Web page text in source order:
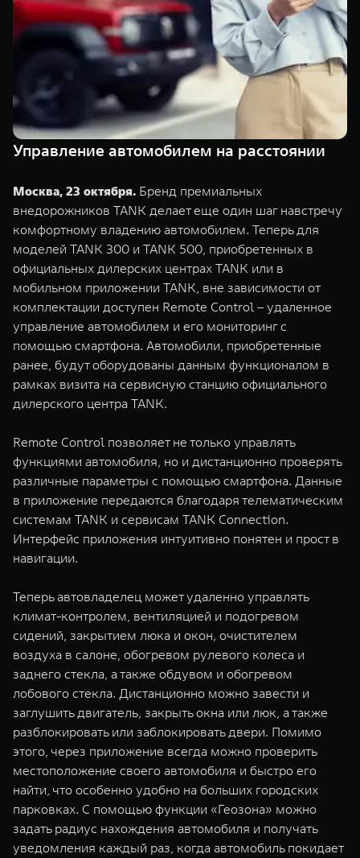
TANK 500
от 6 499 000 ₽
WEY 07
Расширяя границы комфорта
от 6 149 000 ₽
WEY 05
Эстетика
Масштаб возможностей
от 6 449 000 ₽
Масштаб
от 8 099
TANK Финансы
Корпоративным клиентам
TANK Кредит
TANK Лизинг
Сервис
Специальные предложения
ЦИФРОВЫЕ СЕРВИСЫ TANK
Цифровые сервисы TANK
Управление автомобилем на расстоянии
Москва, 23 октября. Бренд премиальных
внедорожников TANK делает еще один шаг навстречу
комфортному владению автомобилем. Теперь для
моделей TANK 300 и TANK 500, приобретенных в
официальных дилерских центрах TANK или в
мобильном приложении TANK, вне зависимости от
комплектации доступен Remote Control – удаленное
управление автомобилем и его мониторинг с
помощью смартфона. Автомобили, приобретенные
ранее, будут оборудованы данным функционалом в
рамках визита на сервисную станцию официального
дилерского центра TANK.
Remote Control позволяет не только управлять
функциями автомобиля, но и дистанционно проверять
различные параметры с помощью смартфона. Данные
в приложение передаются благодаря телематическим
системам TANK и сервисам TANK Connection.
Интерфейс приложения интуитивно понятен и прост в
навигации.
Теперь автовладелец может удаленно управлять
климат-контролем, вентиляцией и подогревом
сидений, закрытием люка и окон, очистителем
воздуха в салоне, обогревом рулевого колеса и
заднего стекла, а также обдувом и обогревом
лобового стекла. Дистанционно можно завести и
заглушить двигатель, закрыть окна или люк, а также
разблокировать или заблокировать двери. Помимо
этого, через приложение всегда можно проверить
местоположение своего автомобиля и быстро его
найти, что особенно удобно на больших городских
парковках. С помощью функции «Геозона» можно
задать радиус нахождения автомобиля и получать
уведомления каждый раз, когда автомобиль покидает